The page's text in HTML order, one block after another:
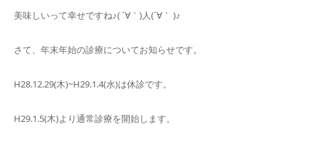
美味しいって幸せですね♪( ´∀｀)人(´∀｀ )♪
さて、年末年始の診療についてお知らせです。
H28.12.29(木)~H29.1.4(水)は休診です。
H29.1.5(木)より通常診療を開始します。